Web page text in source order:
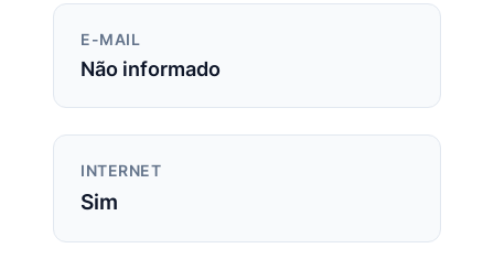
E-MAIL
Não informado
INTERNET
Sim